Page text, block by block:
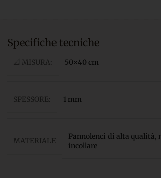
Specifiche tecniche
📐 MISURA: 50×40 cm
SPESSORE: 1 mm
MATERIALE
Pannolenci di alta qualità,
incollare